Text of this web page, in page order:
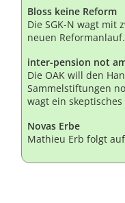
Bloss keine Reform
Die SGK-N wagt mit
neuen
inter-pension not
Die OAK will den
Sammelstiftungen
wagt ein skeptisches
Novas Erbe
Mathieu Erb folgt